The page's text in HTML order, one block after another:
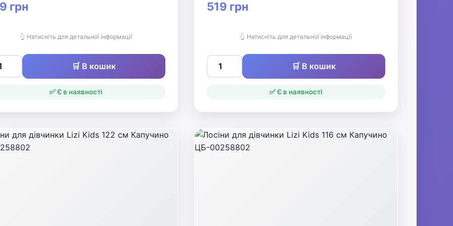
грн
👆 Натисніть для детальної інформації
🛒 В кошик
✅ Є в наявності
519 грн
👆 Натисніть для детальної інформації
🛒 В кошик
✅ Є в наявності